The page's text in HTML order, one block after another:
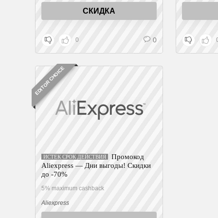
0 0
СКИДКА
EDITOR CHOICE
ИСТЕК СРОК ДЕЙСТВИЯ
Промокод
Aliexpress — Дни выгоды! Скидки
до -70%
5% maximum cashback
Aliexpress